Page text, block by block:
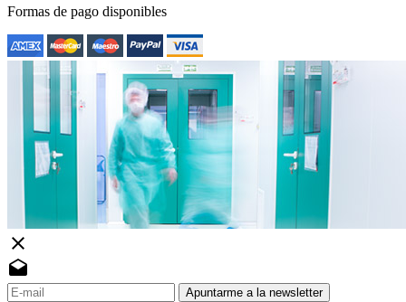
Formas de pago disponibles
close
drafts
Apuntarme a la newsletter